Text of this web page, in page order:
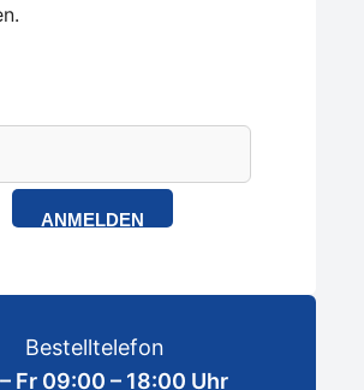
ANMELDEN
Bestelltelefon
Fr 09:00 – 18:00 Uhr